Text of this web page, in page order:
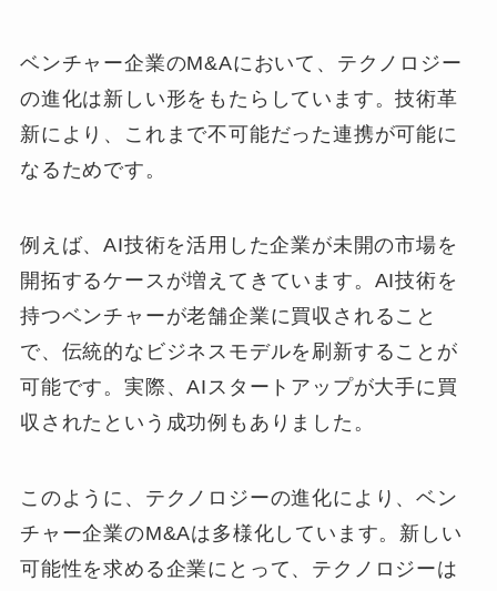
ベンチャー企業のM&Aにおいて、テクノロジー
の進化は新しい形をもたらしています。技術革
新により、これまで不可能だった連携が可能に
なるためです。
例えば、AI技術を活用した企業が未開の市場を
開拓するケースが増えてきています。AI技術を
持つベンチャーが老舗企業に買収されること
で、伝統的なビジネスモデルを刷新することが
可能です。実際、AIスタートアップが大手に買
収されたという成功例もありました。
このように、テクノロジーの進化により、ベン
チャー企業のM&Aは多様化しています。新しい
可能性を求める企業にとって、テクノロジーは